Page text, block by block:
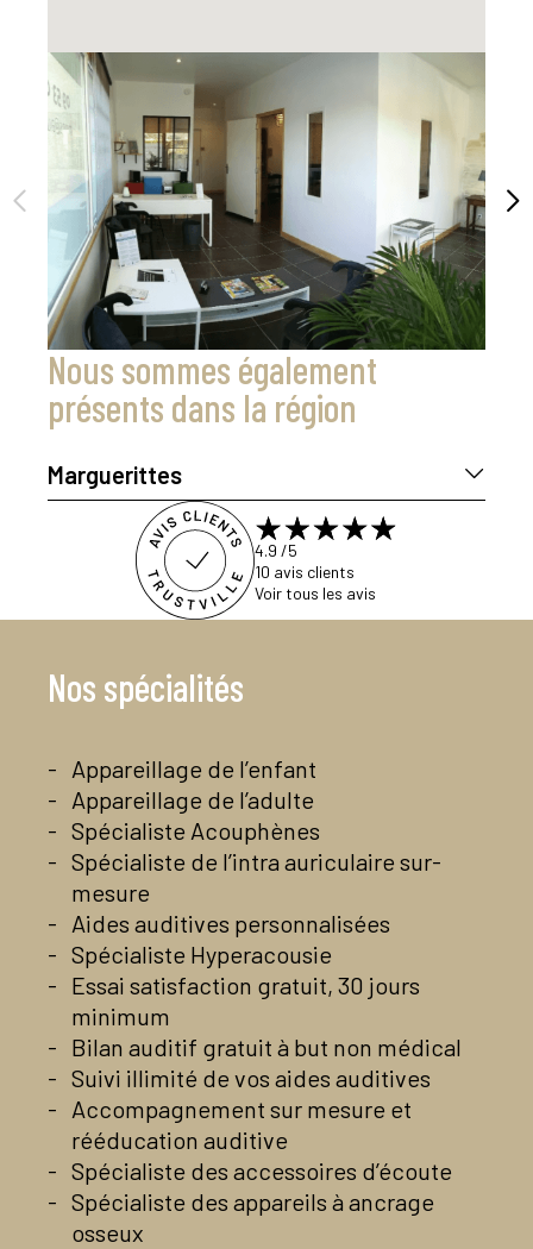
Nous sommes également
présents dans la région
Marguerittes
Thibault GERBE
14 Bis Avenue de Provence
30320 MARGUERITTES
09:00-12:00
14:00-18:00
14:00-18:00
mercredi
09:00-12:00
14:00-18:00
vendredi
09:00-12:00
14:00-18:00
samedi
Fermé
dimanche
04 66 63 94 81
Contactez-nous par mail
Voir la page Facebook du centre
En savoir plus
4.9 /5
10 avis clients
Voir tous les avis
Nos spécialités
Appareillage de l’enfant
Appareillage de l’adulte
Spécialiste Acouphènes
Spécialiste de l’intra auriculaire sur-
mesure
Aides auditives personnalisées
Spécialiste Hyperacousie
Essai satisfaction gratuit, 30 jours
minimum
Bilan auditif gratuit à but non médical
Suivi illimité de vos aides auditives
Accompagnement sur mesure et
rééducation auditive
Spécialiste des accessoires d’écoute
Spécialiste des appareils à ancrage
osseux